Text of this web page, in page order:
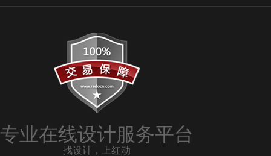
专业在线设计服务平台
找设计，上红动